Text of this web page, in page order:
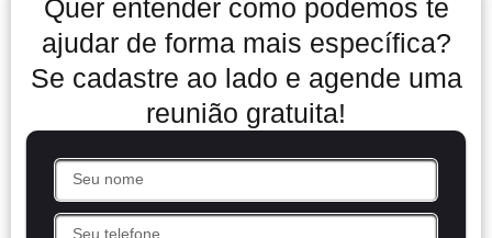
Quer entender como podemos te
ajudar de forma mais específica?
Se cadastre ao lado e agende uma
reunião gratuita!